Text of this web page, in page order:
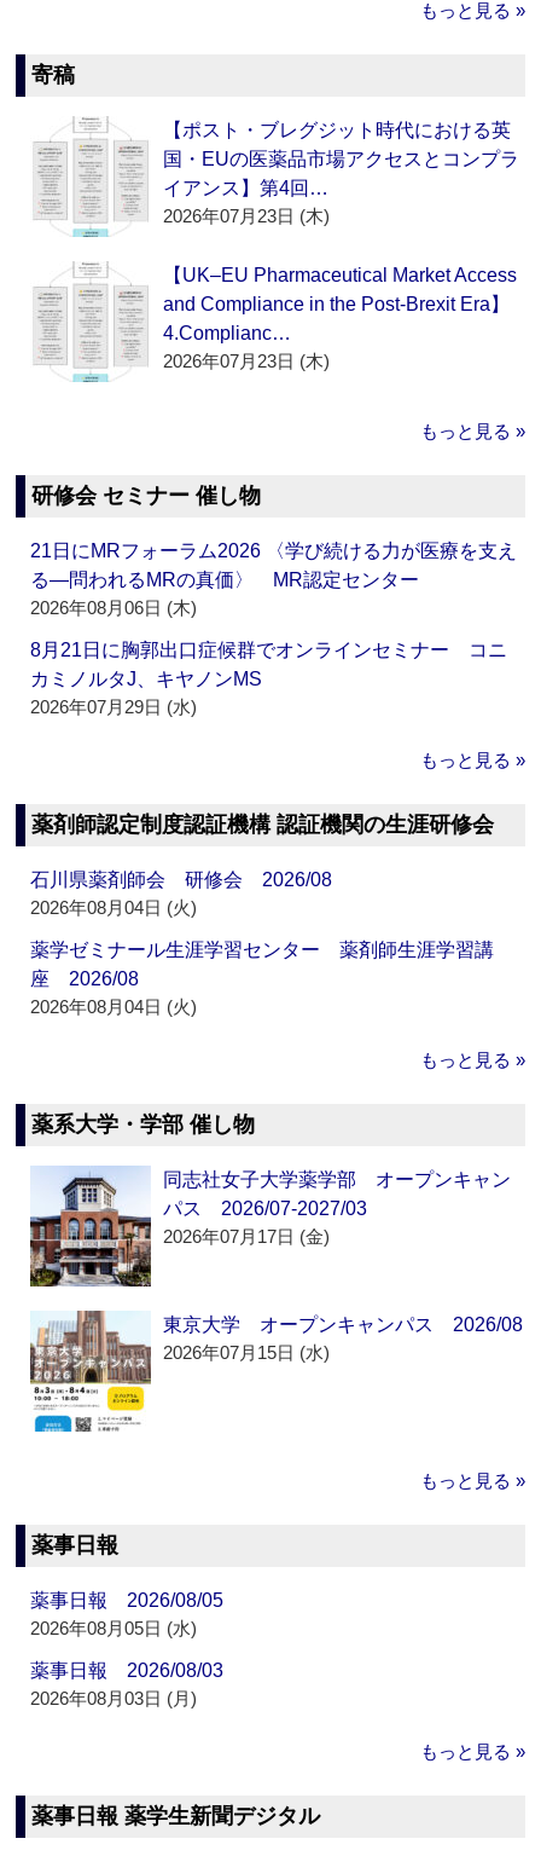
もっと見る »
寄稿
【ポスト・ブレグジット時代における英
国・EUの医薬品市場アクセスとコンプラ
イアンス】第4回…
2026年07月23日 (木)
【UK–EU Pharmaceutical Market Access
and Compliance in the Post-Brexit Era】
4.Complianc…
2026年07月23日 (木)
もっと見る »
研修会 セミナー 催し物
21日にMRフォーラム2026 〈学び続ける力が医療を支え
る―問われるMRの真価〉 MR認定センター
2026年08月06日 (木)
8月21日に胸郭出口症候群でオンラインセミナー コニ
カミノルタJ、キヤノンMS
2026年07月29日 (水)
もっと見る »
薬剤師認定制度認証機構 認証機関の生涯研修会
石川県薬剤師会 研修会 2026/08
2026年08月04日 (火)
薬学ゼミナール生涯学習センター 薬剤師生涯学習講
座 2026/08
2026年08月04日 (火)
もっと見る »
薬系大学・学部 催し物
同志社女子大学薬学部 オープンキャン
パス 2026/07-2027/03
2026年07月17日 (金)
東京大学 オープンキャンパス 2026/08
2026年07月15日 (水)
もっと見る »
薬事日報
薬事日報 2026/08/05
2026年08月05日 (水)
薬事日報 2026/08/03
2026年08月03日 (月)
もっと見る »
薬事日報 薬学生新聞デジタル